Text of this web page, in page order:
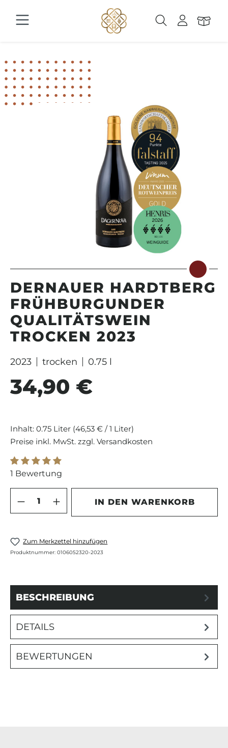
Zum Hauptinhalt springen
Bildergalerie überspringen
DERNAUER HARDTBERG
FRÜHBURGUNDER
QUALITÄTSWEIN
TROCKEN 2023
2023 trocken 0.75 l
Regulärer Preis:
34,90 €
Inhalt: 0.75 Liter (46,53 € / 1 Liter)
Preise inkl. MwSt. zzgl. Versandkosten
Durchschnittliche Bewertung von 5 von 5 Sternen
1 Bewertung
Produkt Anzahl: Gib den
IN DEN WARENKORB
Zum Merkzettel hinzufügen
Produktnummer: 0106052320-2023
BESCHREIBUNG
DETAILS
BEWERTUNGEN